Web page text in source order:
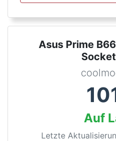
Asus Prime
Auf
Letzte